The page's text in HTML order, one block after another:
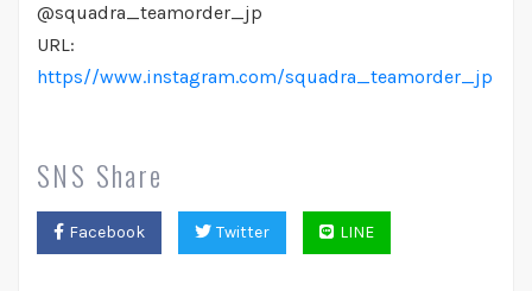
@squadra_teamorder_jp
URL:
https//www.instagram.com/squadra_teamorder_jp
SNS Share
Facebook Twitter LINE